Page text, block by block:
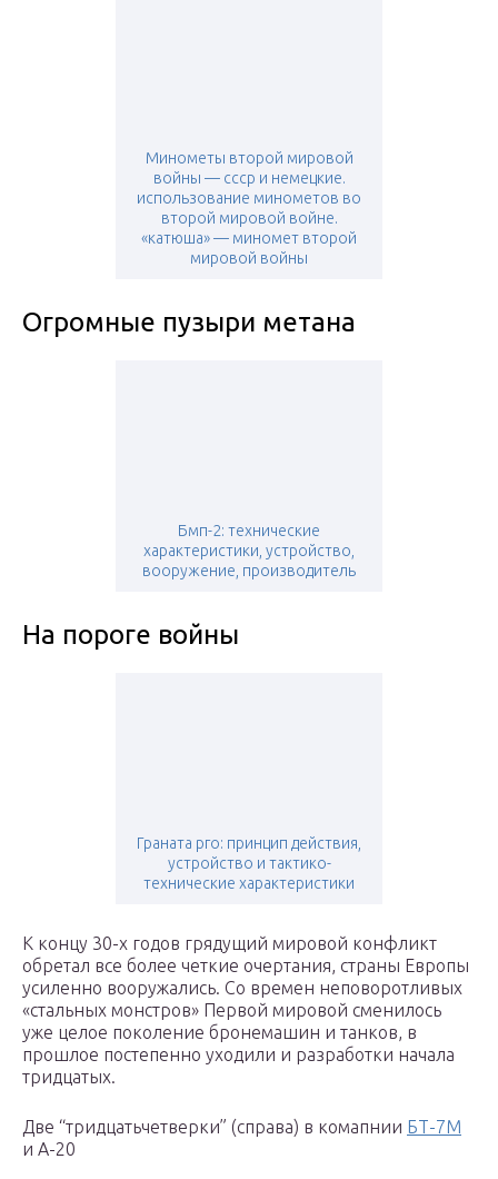
Минометы второй мировой
войны — ссср и немецкие.
использование минометов во
второй мировой войне.
«катюша» — миномет второй
мировой войны
Огромные пузыри метана
Бмп-2: технические
характеристики, устройство,
вооружение, производитель
На пороге войны
Граната рго: принцип действия,
устройство и тактико-
технические характеристики
К концу 30-х годов грядущий мировой конфликт
обретал все более четкие очертания, страны Европы
усиленно вооружались. Со времен неповоротливых
«стальных монстров» Первой мировой сменилось
уже целое поколение бронемашин и танков, в
прошлое постепенно уходили и разработки начала
тридцатых.
Две “тридцатьчетверки” (справа) в комапнии БТ-7М
и А-20